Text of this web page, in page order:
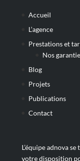
Accueil
L’agence
Prestations et
Nos
Blog
Projets
Publications
Contact
L’équipe adnova se
votre disposition